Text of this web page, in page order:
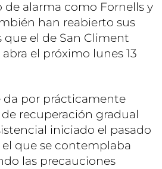
de alarma como Fornells y
han reabierto sus
que el de San Climent
el próximo lunes 13
da por prácticamente
recuperación gradual
iniciado el pasado
el que se contemplaba
las precauciones